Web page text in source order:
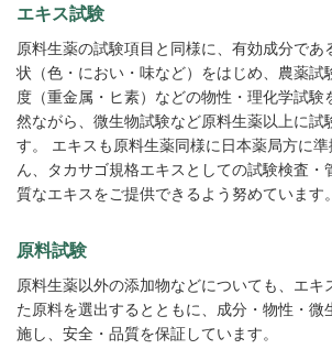
エキス試験
原料生薬の試験項目と同様に、有効成分であ
状（色・におい・味など）をはじめ、農薬試
度（重金属・ヒ素）などの物性・理化学試験
然ながら、微生物試験など原料生薬以上に試
す。 エキスも原料生薬同様に日本薬局方に
ん、タカサゴ規格エキスとしての試験検査・
質なエキスをご提供できるよう努めています。
原料試験
原料生薬以外の添加物などについても、エキ
た原料を選出するとともに、成分・物性・微
施し、安全・品質を保証しています。